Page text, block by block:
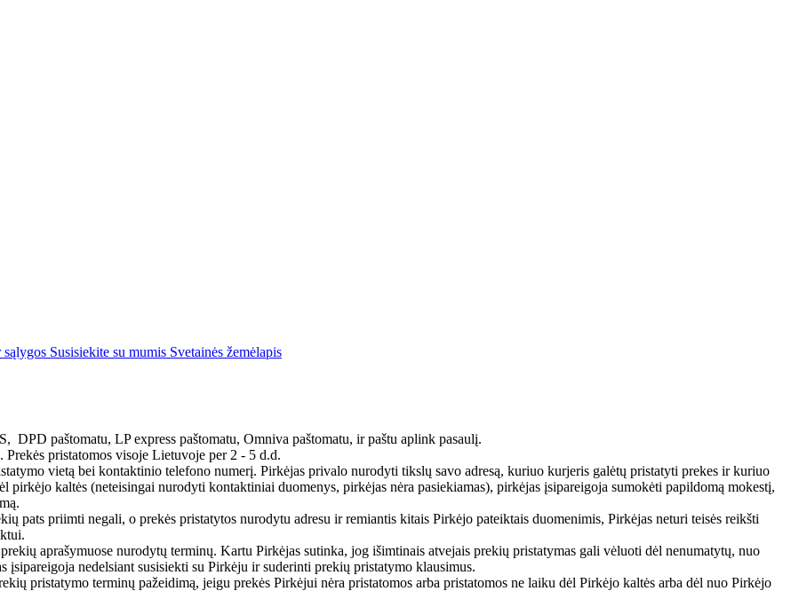
sąlygos Susisiekite su mumis Svetainės žemėlapis
paštomatu, LP express paštomatu, Omniva paštomatu, ir paštu aplink pasaulį.
pristatomos visoje Lietuvoje per 2 - 5 d.d.
vietą bei kontaktinio telefono numerį. Pirkėjas privalo nurodyti tikslų savo adresą, kuriuo kurjeris galėtų pristatyti prekes ir kuriuo
pirkėjo kaltės (neteisingai nurodyti kontaktiniai duomenys, pirkėjas nėra pasiekiamas), pirkėjas įsipareigoja sumokėti papildomą mokestį,
pats priimti negali, o prekės pristatytos nurodytu adresu ir remiantis kitais Pirkėjo pateiktais duomenimis, Pirkėjas neturi teisės reikšti
aprašymuose nurodytų terminų. Kartu Pirkėjas sutinka, jog išimtinais atvejais prekių pristatymas gali vėluoti dėl nenumatytų, nuo
nedelsiant susisiekti su Pirkėju ir suderinti prekių pristatymo klausimus.
pristatymo terminų pažeidimą, jeigu prekės Pirkėjui nėra pristatomos arba pristatomos ne laiku dėl Pirkėjo kaltės arba dėl nuo Pirkėjo